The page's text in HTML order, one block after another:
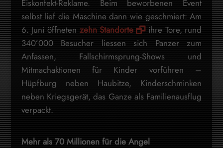
Eiskonfekt-Reklame. Beim beworbenen Event
selbst lief die Maschine dann wie geschmiert: Am
6. Juni öffneten zehn Standorte
ihre Tore, rund
340’000 Besucher liessen sich Panzer zum
Anfassen, Fallschirmsprung-Shows und
Mitmachaktionen für Kinder vorführen –
Hüpfburg neben Haubitze, Kinderschminken
neben Kriegsgerät, das Ganze als Familienausflug
verpackt.
Mehr als 70 Millionen für die Angel